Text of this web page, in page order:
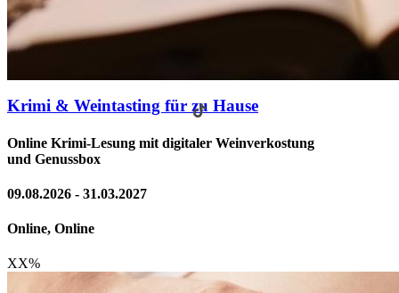
Krimi & Weintasting für zu Hause
Online Krimi-Lesung mit digitaler Weinverkostung
und Genussbox
09.08.2026 - 31.03.2027
Online, Online
XX%